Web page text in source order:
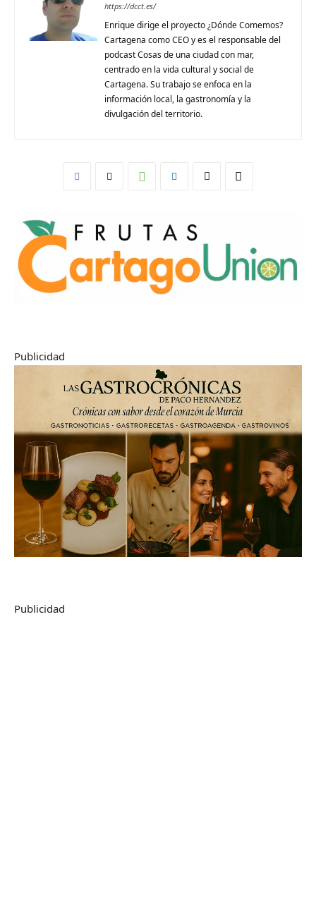
https://dcct.es/
Enrique dirige el proyecto ¿Dónde Comemos?
Cartagena como CEO y es el responsable del
podcast Cosas de una ciudad con mar,
centrado en la vida cultural y social de
Cartagena. Su trabajo se enfoca en la
información local, la gastronomía y la
divulgación del territorio.
Publicidad
Publicidad